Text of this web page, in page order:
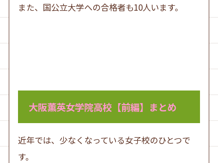
また、国公立大学への合格者も10人います。
大阪薫英女学院高校【前編】まとめ
近年では、少なくなっている女子校のひとつで
す。